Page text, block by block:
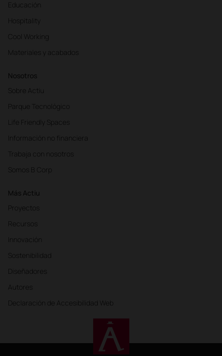
Educación
Hospitality
Cool Working
Materiales y acabados
Nosotros
Sobre Actiu
Parque Tecnológico
Life Friendly Spaces
Información no financiera
Trabaja con nosotros
Somos B Corp
Más Actiu
Proyectos
Recursos
Innovación
Sostenibilidad
Diseñadores
Autores
Declaración de Accesibilidad Web